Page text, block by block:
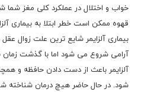
خواب و اختلال در عملکرد کلی مغز شما
قهوه ممکن است خطر ابتلا به بیماری
بیماری آلزایمر شایع ترین علت زوال
آرامی شروع می شود اما با گذشت
آلزایمر باعث از دست دادن حافظه و
شود. در حال حاضر هیچ درمان شناخته